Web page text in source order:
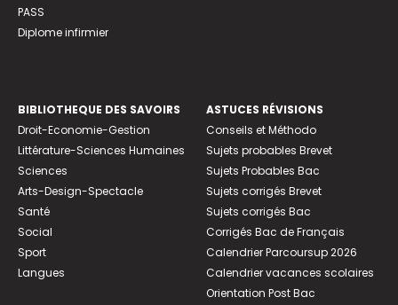
PASS
Diplome infirmier
BIBLIOTHEQUE DES SAVOIRS
Droit-Economie-Gestion
Littérature-Sciences Humaines
Sciences
Arts-Design-Spectacle
Santé
Social
Sport
Langues
ASTUCES RÉVISIONS
Conseils et Méthodo
Sujets probables Brevet
Sujets Probables Bac
Sujets corrigés Brevet
Sujets corrigés Bac
Corrigés Bac de Français
Calendrier Parcoursup 2026
Calendrier vacances scolaires
Orientation Post Bac